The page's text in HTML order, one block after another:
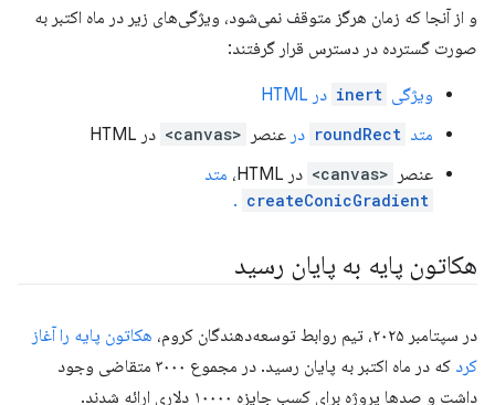
و از آنجا که زمان هرگز متوقف نمی‌شود، ویژگی‌های زیر در ماه اکتبر به
صورت گسترده در دسترس قرار گرفتند:
ویژگی inert در HTML
متد roundRect در عنصر <canvas>
در HTML
عنصر
<canvas> در HTML، متد
createConicGradient
.
هکاتون پایه به پایان رسید
در سپتامبر ۲۰۲۵، تیم روابط توسعه‌دهندگان کروم،
هکاتون پایه را آغاز
کرد
که در ماه اکتبر به پایان رسید. در مجموع ۳۰۰۰ متقاضی وجود
داشت و صدها پروژه برای کسب جایزه ۱۰۰۰۰ دلاری ارائه شدند.